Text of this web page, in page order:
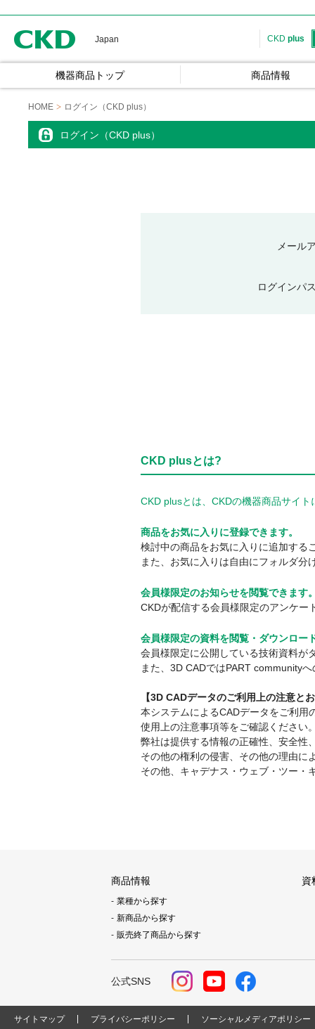
Japan CKD plus
機器商品トップ 商品情報
HOME ログイン（CKD plus）
ログイン（CKD plus）
メール
ログインパ
CKD plusとは?
CKD plusとは、CKDの機器商品サイ
商品をお気に入りに登録できます。
検討中の商品をお気に入りに追加する
また、お気に入りは自由にフォルダ
会員様限定のお知らせを閲覧できます
CKDが配信する会員様限定のアンケー
会員様限定の資料を閲覧・ダウンロー
会員様限定に公開している技術資料が
また、3D CADではPART community
【3D CADデータのご利用上の注意と
本システムによるCADデータをご利用
使用上の注意事項等をご確認ください
弊社は提供する情報の正確性、安全性
その他の権利の侵害、その他の理由に
その他、キャデナス・ウェブ・ツー・
商品情報
業種から探す
新商品から探す
販売終了商品から探す
資
公式SNS
サイトマップ プライバシーポリシー ソーシャルメディアポリシー